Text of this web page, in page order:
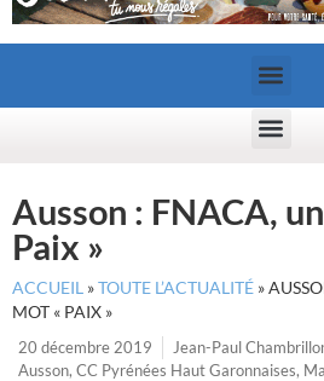
Ausson : FNACA,
Paix »
ACCUEIL »TOUTE L’ACTUALITÉ »
MOT « PAIX »
20 décembre 2019
Jean-Paul
Ausson, CC Pyrénées Haut Garonnaises,